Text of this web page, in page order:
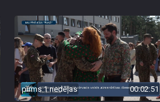
pirms 1 nedēļas 00:02:51